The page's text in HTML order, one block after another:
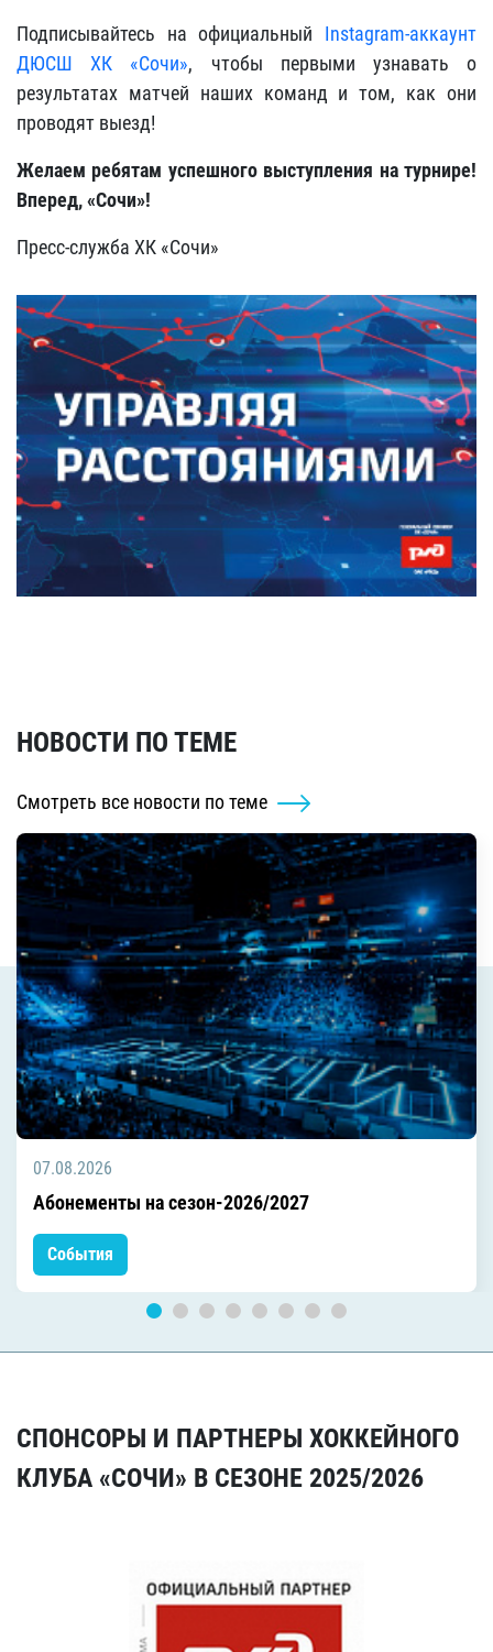
Подписывайтесь на официальный Instagram-аккаунт
ДЮСШ ХК «Сочи», чтобы первыми узнавать о
результатах матчей наших команд и том, как они
проводят выезд!
Желаем ребятам успешного выступления на турнире!
Вперед, «Сочи»!
Пресс-служба ХК «Сочи»
НОВОСТИ ПО ТЕМЕ
Смотреть все новости по теме
07.08.2026
Абонементы на сезон-2026/2027
События
СПОНСОРЫ И ПАРТНЕРЫ ХОККЕЙНОГО
КЛУБА «СОЧИ» В СЕЗОНЕ 2025/2026